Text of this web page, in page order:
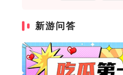
新游问答